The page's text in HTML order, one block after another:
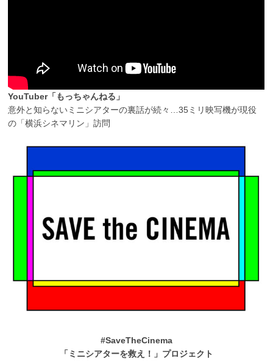
YouTuber「もっちゃんねる」
意外と知らないミニシアターの裏話が続々…35ミリ映写機が現役
の「横浜シネマリン」訪問
#SaveTheCinema
「ミニシアターを救え！」プロジェクト